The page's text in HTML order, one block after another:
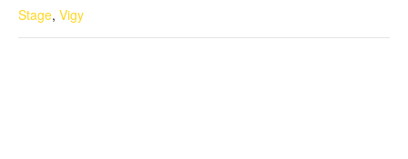
Stage, Vigy